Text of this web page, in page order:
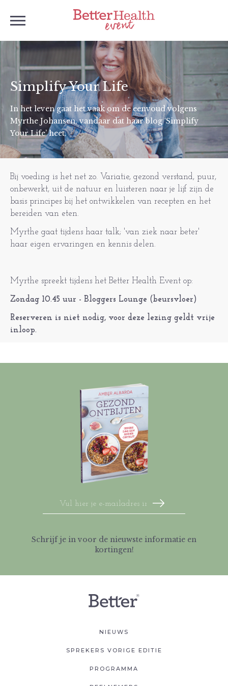
Simplify Your Life
In het leven gaat het vaak om de eenvoud volgens
Myrthe Johansen, vandaar dat haar blog ‘Simplify
Your Life’ heet.
Bij voeding is het net zo. Variatie, gezond verstand, puur,
onbewerkt, uit de natuur en luisteren naar je lijf zijn de
basis principes bij het ontwikkelen van recepten en het
bereiden van eten.
Myrthe gaat tijdens haar talk; 'van ziek naar beter'
haar eigen ervaringen en kennis delen.
Myrthe spreekt tijdens het Better Health Event op:
Zondag 10.45 uur - Bloggers Lounge (beursvloer)
Reserveren is niet nodig, voor deze lezing geldt vrije
inloop.
Schrijf je in voor de nieuwste informatie en
kortingen!
NIEUWS
SPREKERS VORIGE EDITIE
PROGRAMMA